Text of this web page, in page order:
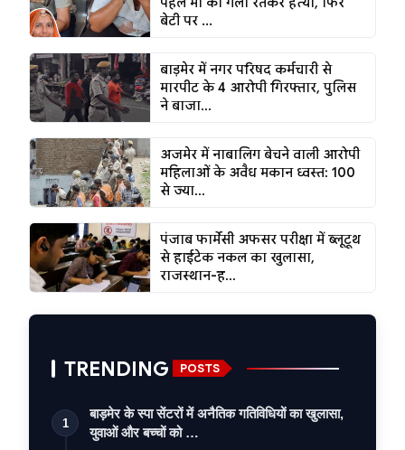
बेटी पर ...
बाड़मेर में नगर परिषद कर्मचारी से
मारपीट के 4 आरोपी गिरफ्तार, पुलिस
ने बाजा...
अजमेर में नाबालिग बेचने वाली आरोपी
महिलाओं के अवैध मकान ध्वस्त: 100
से ज्या...
पंजाब फार्मेसी अफसर परीक्षा में ब्लूटूथ
से हाईटेक नकल का खुलासा,
राजस्थान-ह...
TRENDING POSTS
1
बाड़मेर के स्पा सेंटरों में अनैतिक गतिविधियों का खुलासा,
युवाओं और बच्चों को …